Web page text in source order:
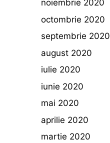
noiembrie 2020
octombrie 2020
septembrie 2020
august 2020
iulie 2020
iunie 2020
mai 2020
aprilie 2020
martie 2020